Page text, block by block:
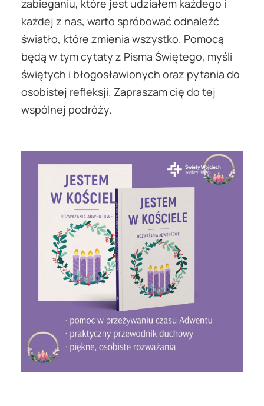
zabieganiu, które jest udziałem każdego i
każdej z nas, warto spróbować odnaleźć
światło, które zmienia wszystko. Pomocą
będą w tym cytaty z Pisma Świętego, myśli
świętych i błogosławionych oraz pytania do
osobistej refleksji. Zapraszam cię do tej
wspólnej podróży.